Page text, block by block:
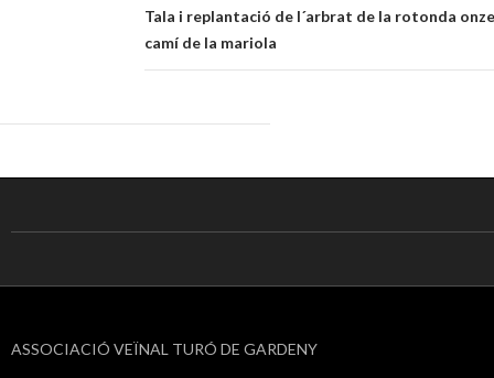
entradas
Tala i replantació de l´arbrat de la rotonda
camí de la mariola
ASSOCIACIÓ VEÏNAL TURÓ DE GARDENY